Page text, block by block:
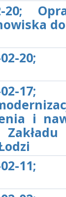
20;
02-20;
02-17;
i
02-11;